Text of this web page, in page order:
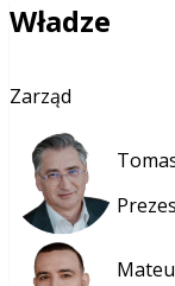
Władze
Zarząd